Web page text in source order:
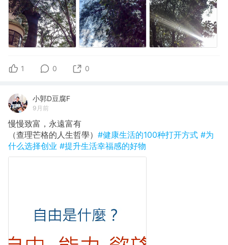
1 0 0
小郭D豆腐F
9月前
慢慢致富，永遠富有
（查理芒格的人生哲學） #健康生活的100种打开方式 #为
什么选择创业 #提升生活幸福感的好物